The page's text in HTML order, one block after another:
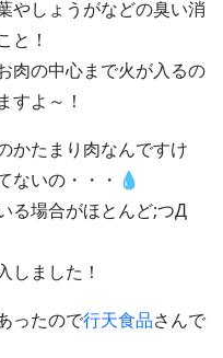
やしょうがなどの臭い消
と！
肉の中心まで火が入るの
すよ～！
かたまり肉なんですけ
ないの・・・💧
る場合がほとんど;つД
しました！
ったので行天食品さんで